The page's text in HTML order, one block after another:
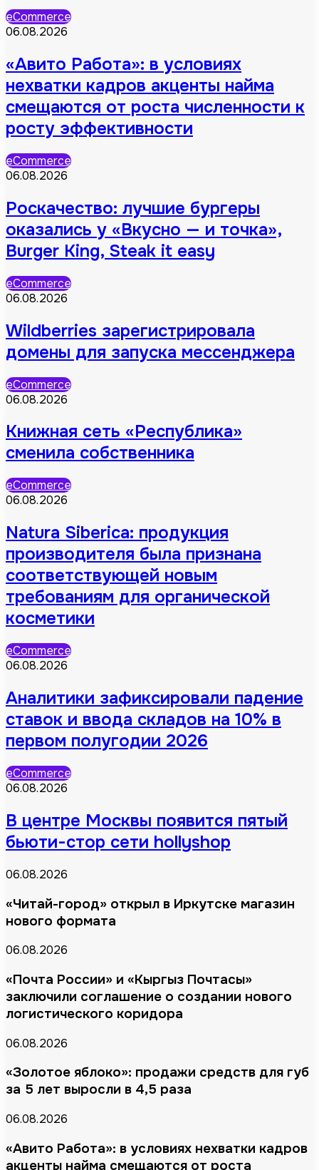
eCommerce
06.08.2026
«Авито Работа»: в условиях
нехватки кадров акценты найма
смещаются от роста численности к
росту эффективности
eCommerce
06.08.2026
Роскачество: лучшие бургеры
оказались у «Вкусно — и точка»,
Burger King, Steak it easy
eCommerce
06.08.2026
Wildberries зарегистрировала
домены для запуска мессенджера
eCommerce
06.08.2026
Книжная сеть «Республика»
сменила собственника
eCommerce
06.08.2026
Natura Siberica: продукция
производителя была признана
соответствующей новым
требованиям для органической
косметики
eCommerce
06.08.2026
Аналитики зафиксировали падение
ставок и ввода складов на 10% в
первом полугодии 2026
eCommerce
06.08.2026
В центре Москвы появится пятый
бьюти-стор сети hollyshop
06.08.2026
«Читай-город» открыл в Иркутске магазин
нового формата
06.08.2026
«Почта России» и «Кыргыз Почтасы»
заключили соглашение о создании нового
логистического коридора
06.08.2026
«Золотое яблоко»: продажи средств для губ
за 5 лет выросли в 4,5 раза
06.08.2026
«Авито Работа»: в условиях нехватки кадров
акценты найма смещаются от роста